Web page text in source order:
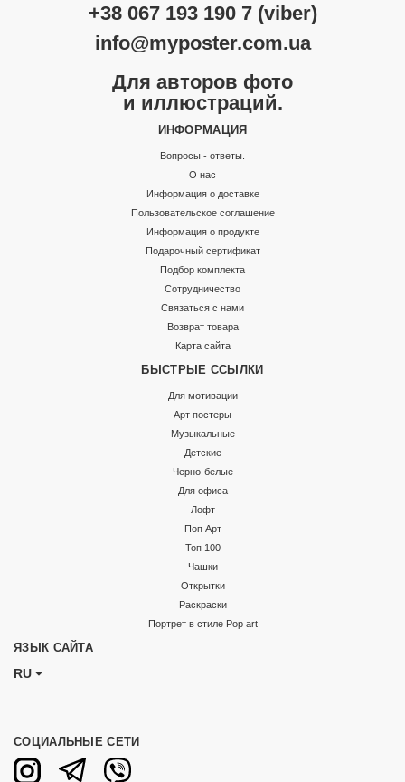
+38 067 193 190 7 (viber)
info@myposter.com.ua
Для авторов фото
и иллюстраций.
ИНФОРМАЦИЯ
Вопросы - ответы.
О нас
Информация о доставке
Пользовательское соглашение
Информация о продукте
Подарочный сертификат
Подбор комплекта
Сотрудничество
Связаться с нами
Возврат товара
Карта сайта
БЫСТРЫЕ ССЫЛКИ
Для мотивации
Арт постеры
Музыкальные
Детские
Черно-белые
Для офиса
Лофт
Поп Арт
Топ 100
Чашки
Открытки
Раскраски
Портрет в стиле Pop art
ЯЗЫК САЙТА
RU
СОЦИАЛЬНЫЕ СЕТИ